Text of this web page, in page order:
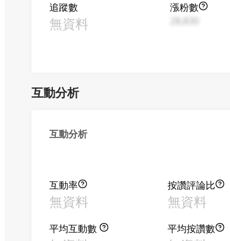
追蹤數
無資料
漲粉數
互動分析
互動分析
互動率
無資料
按讚評論比
無資料
平均互動數 平均按讚數